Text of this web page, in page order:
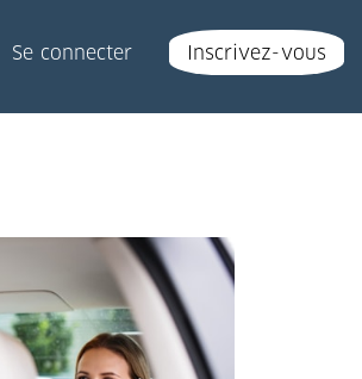
Se connecter Inscrivez-vous